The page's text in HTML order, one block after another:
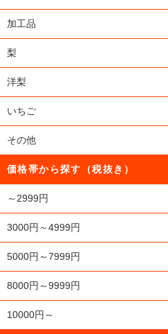
加工品
梨
洋梨
いちご
その他
価格帯から探す（税抜き）
～2999円
3000円～4999円
5000円～7999円
8000円～9999円
10000円～